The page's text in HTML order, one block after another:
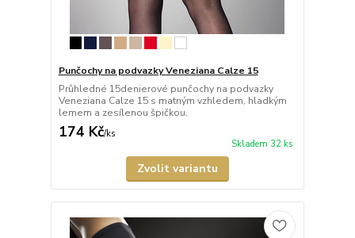
Punčochy na podvazky Veneziana Calze 15
Průhledné 15denierové punčochy na podvazky
Veneziana Calze 15 s matným vzhledem, hladkým
lemem a zesílenou špičkou.
174 Kč/ks
Skladem 32 ks
Zvolit variantu